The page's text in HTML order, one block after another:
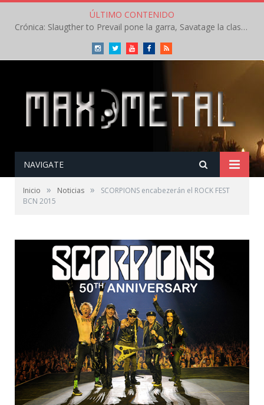
ÚLTIMO CONTENIDO
Crónica: Slaugther to Prevail pone la garra, Savatage la clase en la apertura del Leyendas del Rock – Miércoles – Agosto 2026
InstagramTwitterYoutubeFacebookRSS
NAVIGATE
Inicio » Noticias »
SCORPIONS encabezerán el ROCK FEST
BCN 2015